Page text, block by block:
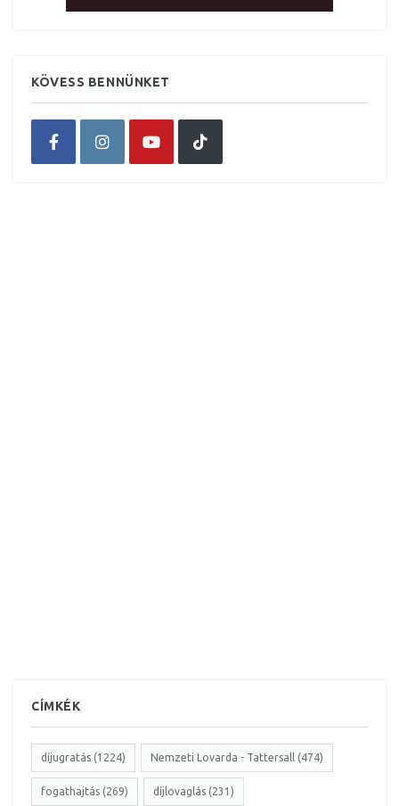
KÖVESS BENNÜNKET
CÍMKÉK
díjugratás (1224) Nemzeti Lovarda - Tattersall (474)
fogathajtás (269) díjlovaglás (231)